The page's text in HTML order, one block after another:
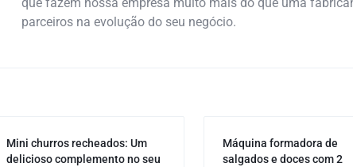
que fazem nossa empresa muito mais do que uma
parceiros na evolução do seu negócio.
Mini churros recheados: Um
delicioso complemento no seu
Máquina formadora de
salgados e doces com 2